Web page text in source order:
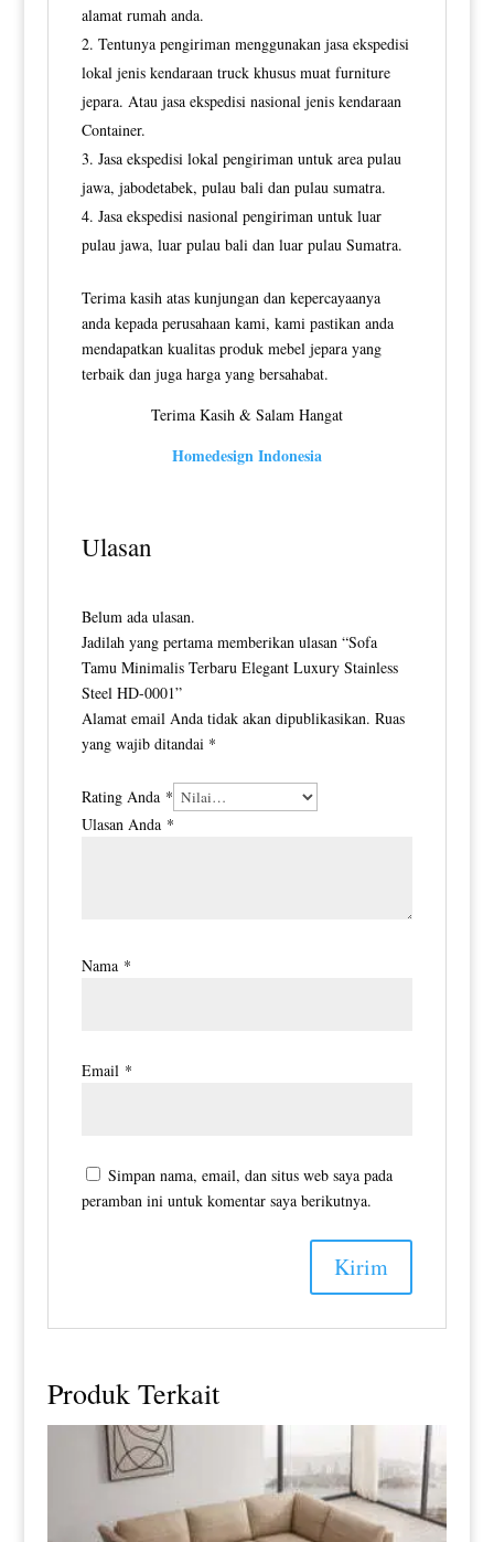
alamat rumah anda.
Tentunya pengiriman menggunakan jasa ekspedisi
lokal jenis kendaraan truck khusus muat furniture
jepara. Atau jasa ekspedisi nasional jenis kendaraan
Container.
Jasa ekspedisi lokal pengiriman untuk area pulau
jawa, jabodetabek, pulau bali dan pulau sumatra.
Jasa ekspedisi nasional pengiriman untuk luar
pulau jawa, luar pulau bali dan luar pulau Sumatra.
Terima kasih atas kunjungan dan kepercayaanya
anda kepada perusahaan kami, kami pastikan anda
mendapatkan kualitas produk mebel jepara yang
terbaik dan juga harga yang bersahabat.
Terima Kasih & Salam Hangat
Homedesign Indonesia
Ulasan
Belum ada ulasan.
Jadilah yang pertama memberikan ulasan “Sofa
Tamu Minimalis Terbaru Elegant Luxury Stainless
Steel HD-0001”
Alamat email Anda tidak akan dipublikasikan. Ruas
yang wajib ditandai *
Rating Anda *
Ulasan Anda *
Nama *
Email *
Simpan nama, email, dan situs web saya pada
peramban ini untuk komentar saya berikutnya.
Produk Terkait